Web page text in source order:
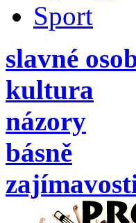
Sport
slavné
kultura
názory
básně